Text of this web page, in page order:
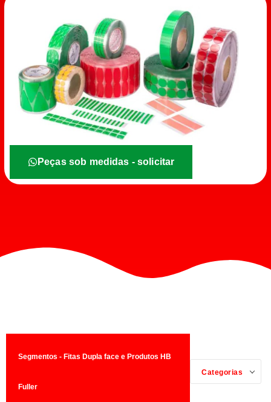
Peças sob medidas - solicitar
Segmentos - Fitas Dupla face e Produtos HB
Fuller
Categorias